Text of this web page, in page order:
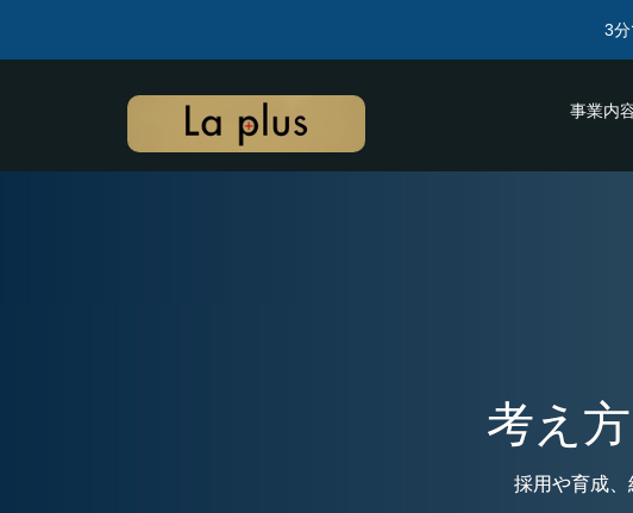
3
事業内
考え
採用や育成、